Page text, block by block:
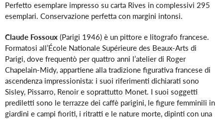
prodotto
nel
Perfetto esemplare impresso su carta Rives in complessivi 295
esemplari. Conservazione perfetta con margini intonsi.
Claude Fossoux (Parigi 1946) è un pittore e litografo francese.
Formatosi all’École Nationale Supérieure des Beaux-Arts di
Parigi, dove frequentò per quattro anni l’atelier di Roger
Chapelain-Midy, appartiene alla tradizione figurativa francese di
ascendenza impressionista: i suoi riferimenti dichiarati sono
Sisley, Pissarro, Renoir e soprattutto Monet. I suoi soggetti
prediletti sono le terrazze dei caffè parigini, le figure femminili in
giardini e campi fioriti, i ritratti e le nature morte, dipinti con una